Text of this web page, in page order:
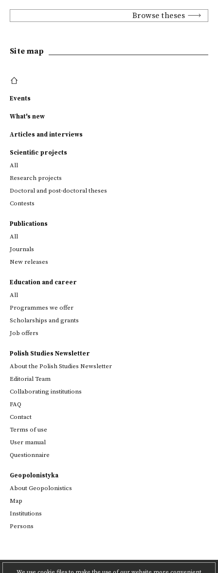
Browse theses
Site map
Events
What's new
Articles and interviews
Scientific projects
All
Research projects
Doctoral and post-doctoral theses
Contests
Publications
All
Journals
New releases
Education and career
All
Programmes we offer
Scholarships and grants
Job offers
Polish Studies Newsletter
About the Polish Studies Newsletter
Editorial Team
Collaborating institutions
FAQ
Contact
Terms of use
User manual
Questionnaire
Geopolonistyka
About Geopolonistics
Map
Institutions
Persons